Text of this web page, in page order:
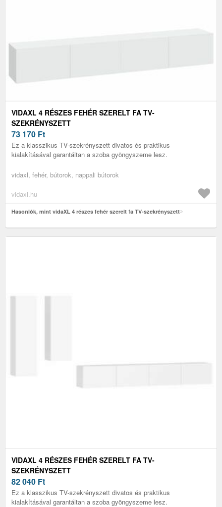
VIDAXL 4 RÉSZES FEHÉR SZERELT FA TV-
SZEKRÉNYSZETT
73 170 Ft
Ez a klasszikus TV-szekrényszett divatos és praktikus
kialakításával garantáltan a szoba gyöngyszeme lesz.
vidaxl, fehér, bútorok, nappali bútorok
vidaxl.hu
Hasonlók, mint vidaXL 4 részes fehér szerelt fa TV-szekrényszett
VIDAXL 4 RÉSZES FEHÉR SZERELT FA TV-
SZEKRÉNYSZETT
82 040 Ft
Ez a klasszikus TV-szekrényszett divatos és praktikus
kialakításával garantáltan a szoba gyöngyszeme lesz.